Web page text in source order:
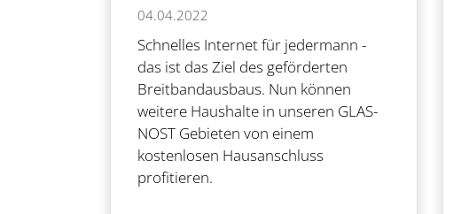
04.04.2022
Schnelles Internet für jedermann -
das ist das Ziel des geförderten
Breitbandausbaus. Nun können
weitere Haushalte in unseren GLAS-
NOST Gebieten von einem
kostenlosen Hausanschluss
profitieren.